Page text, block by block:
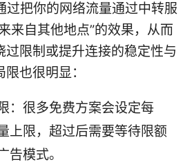
过把你的网络流量通过中转服
来自其他地点”的效果，从而
过限制或提升连接的稳定性与
也很明显：
：很多免费方案会设定每
上限，超过后需要等待限额
告模式。